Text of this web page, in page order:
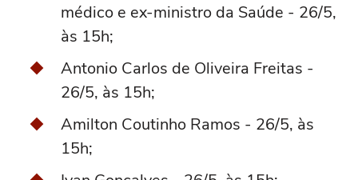
médico e ex-ministro da Saúde - 26/5,
às 15h;
Antonio Carlos de Oliveira Freitas -
26/5, às 15h;
Amilton Coutinho Ramos - 26/5, às
15h;